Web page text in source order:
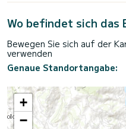
Wo befindet sich das
Bewegen Sie sich auf der
verwenden
Genaue Standortangabe:
+
−